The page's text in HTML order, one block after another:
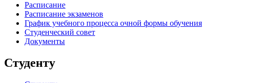
Расписание
Расписание экзаменов
График учебного процесса очной формы обучения
Студенческий совет
Документы
Студенту